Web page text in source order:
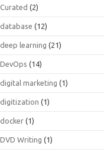
Curated (2)
database (12)
deep learning (21)
DevOps (14)
digital marketing (1)
digitization (1)
docker (1)
DVD Writing (1)